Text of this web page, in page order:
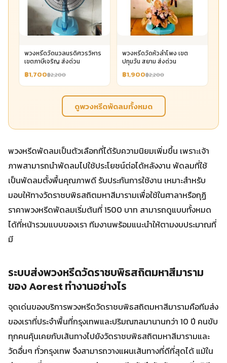
พวงหรีดวัดนวลนรดิศวรวิหาร
เขตภาษีเจริญ ส่งด่วน
฿1,700฿2,200
พวงหรีดวัดหัวลำโพง เขต
ปทุมวัน สยาม ส่งด่วน
฿1,900฿2,200
ดูพวงหรีดพัดลมทั้งหมด
พวงหรีดพัดลมเป็นตัวเลือกที่ได้รับความนิยมเพิ่มขึ้น เพราะเจ้า
ภาพสามารถนำพัดลมไปใช้ประโยชน์ต่อได้หลังงาน พัดลมที่ใช้
เป็นพัดลมตั้งพื้นคุณภาพดี รับประกันการใช้งาน เหมาะสำหรับ
มอบให้ทางวัดราชบพิธสถิตมหาสีมารามเพื่อใช้ในศาลาหรือกุฏิ
ราคาพวงหรีดพัดลมเริ่มต้นที่ 1500 บาท สามารถดูแบบทั้งหมด
ได้ที่หน้ารวมแบบของเรา ทีมงานพร้อมแนะนำให้ตามงบประมาณที่
มี
ระบบส่งพวงหรีดวัดราชบพิธสถิตมหาสีมาราม
ของ Aorest ทำงานอย่างไร
จุดเด่นของบริการพวงหรีดวัดราชบพิธสถิตมหาสีมารามคือทีมส่ง
ของเราที่ประจำพื้นที่กรุงเทพและปริมณฑลมานานกว่า 10 ปี คนขับ
ทุกคนคุ้นเคยกับเส้นทางไปยังวัดราชบพิธสถิตมหาสีมารามและ
วัดอื่นๆ ทั่วกรุงเทพ จึงสามารถวางแผนเส้นทางที่ดีที่สุดได้ แม้ใน